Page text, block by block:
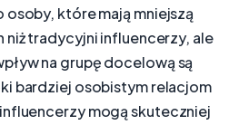
które mają mniejszą
tradycyjni influencerzy, ale
na grupę docelową są
bardziej osobistym relacjom
mogą skuteczniej